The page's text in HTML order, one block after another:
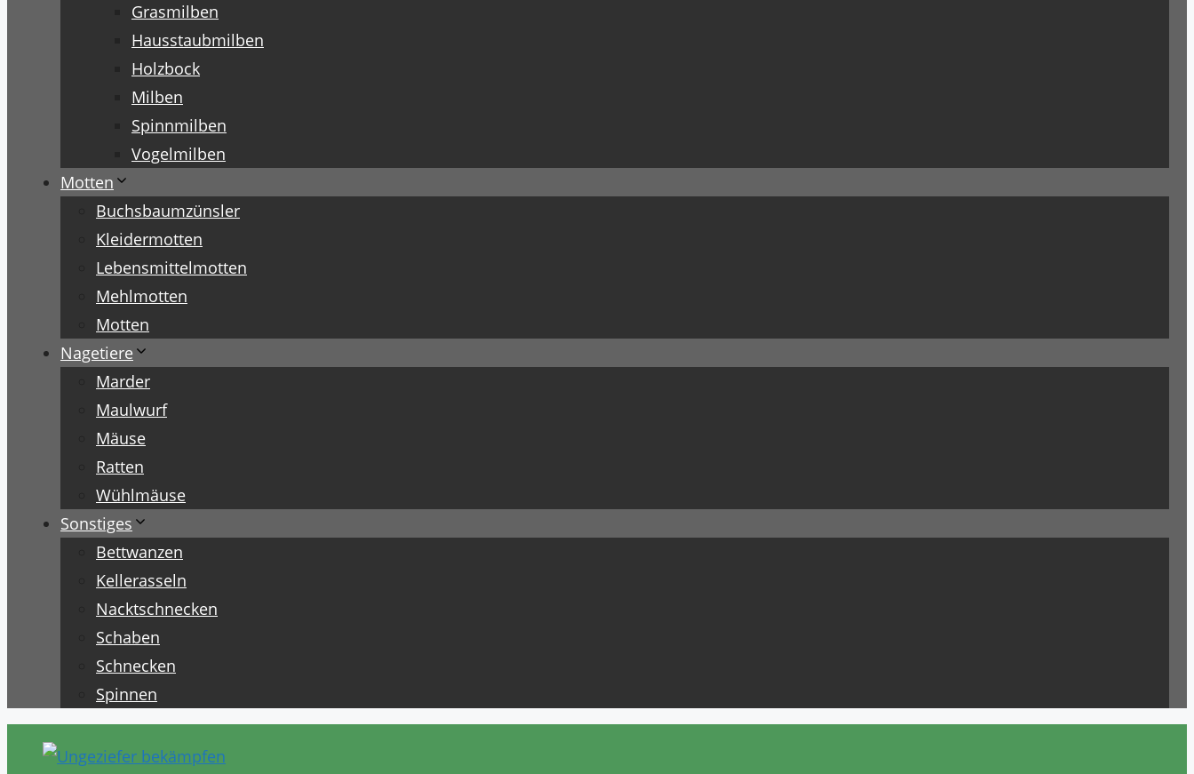
Grasmilben
Hausstaubmilben
Holzbock
Milben
Spinnmilben
Vogelmilben
Motten
Buchsbaumzünsler
Kleidermotten
Lebensmittelmotten
Mehlmotten
Motten
Nagetiere
Marder
Maulwurf
Mäuse
Ratten
Wühlmäuse
Sonstiges
Bettwanzen
Kellerasseln
Nacktschnecken
Schaben
Schnecken
Spinnen